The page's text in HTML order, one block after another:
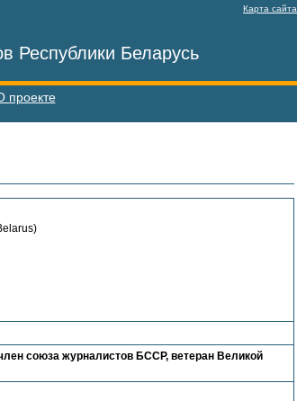
Карта сайта
Республики Беларусь
проекте
союза журналистов БССР, ветеран Великой